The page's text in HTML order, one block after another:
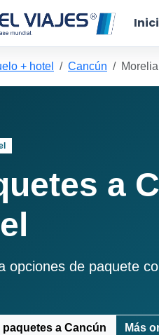
+ hotel Cancún
a
opciones de paquete
paquetes a Cancún Más